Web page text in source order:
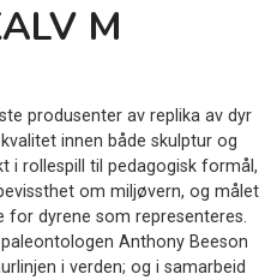
M
produsenter av replika av dyr
innen både skulptur og
i rollespill til pedagogisk formål,
om miljøvern, og målet
dyrene som representeres.
Anthony Beeson
i verden; og i samarbeid